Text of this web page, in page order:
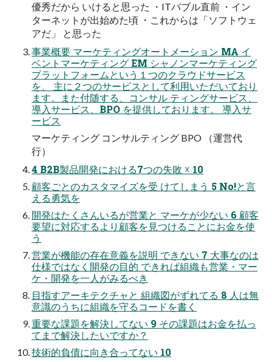
優秀だから いけると思った ・ITバブル直前 ・イン
ターネットが出始めた頃 ・これからは「ソフトウェ
アだ」 と思った
事業概要 マーケティングオートメーション MA イ
ベントマーケティング EM シャノンマーケティング
プラットフォームという１つのクラウドサービス
を、 主に２つのサービスとして利用いただいており
ます。また付随する、コンサル ティングサービス、
導入サービス、BPO を提供しております。 導入サ
ービス
マーケティング コンサルティング BPO （運営代
行）
4 B2B製品開発における7つの失敗 ☓ 10
顧客ごとのカスタマイズを受 けてしまう 5 No!と言
える勇気を
開発はたくさんいるが営業と マーケが少ない 6 顧客
要望に対応するより顧客を見つけることにお金を使
う
営業が機能の存在意義を説明 できない 7 大事なのは
仕様ではなく開発の目的 できれば組織も営業・マー
ケ・開発を一人がみるべき
目指すアーキテクチャと 組織図がずれてる 8 人は無
意識のうちに組織を守るコードを書く
重要な課題を解決してない 9 その課題はお金を払っ
てまで解決したいですか？
技術的負債に向き合ってない 10